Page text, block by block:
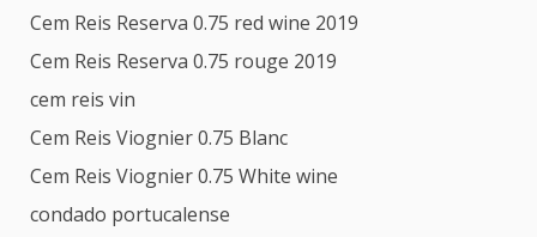
Cem Reis Reserva 0.75 red wine 2019
Cem Reis Reserva 0.75 rouge 2019
cem reis vin
Cem Reis Viognier 0.75 Blanc
Cem Reis Viognier 0.75 White wine
condado portucalense